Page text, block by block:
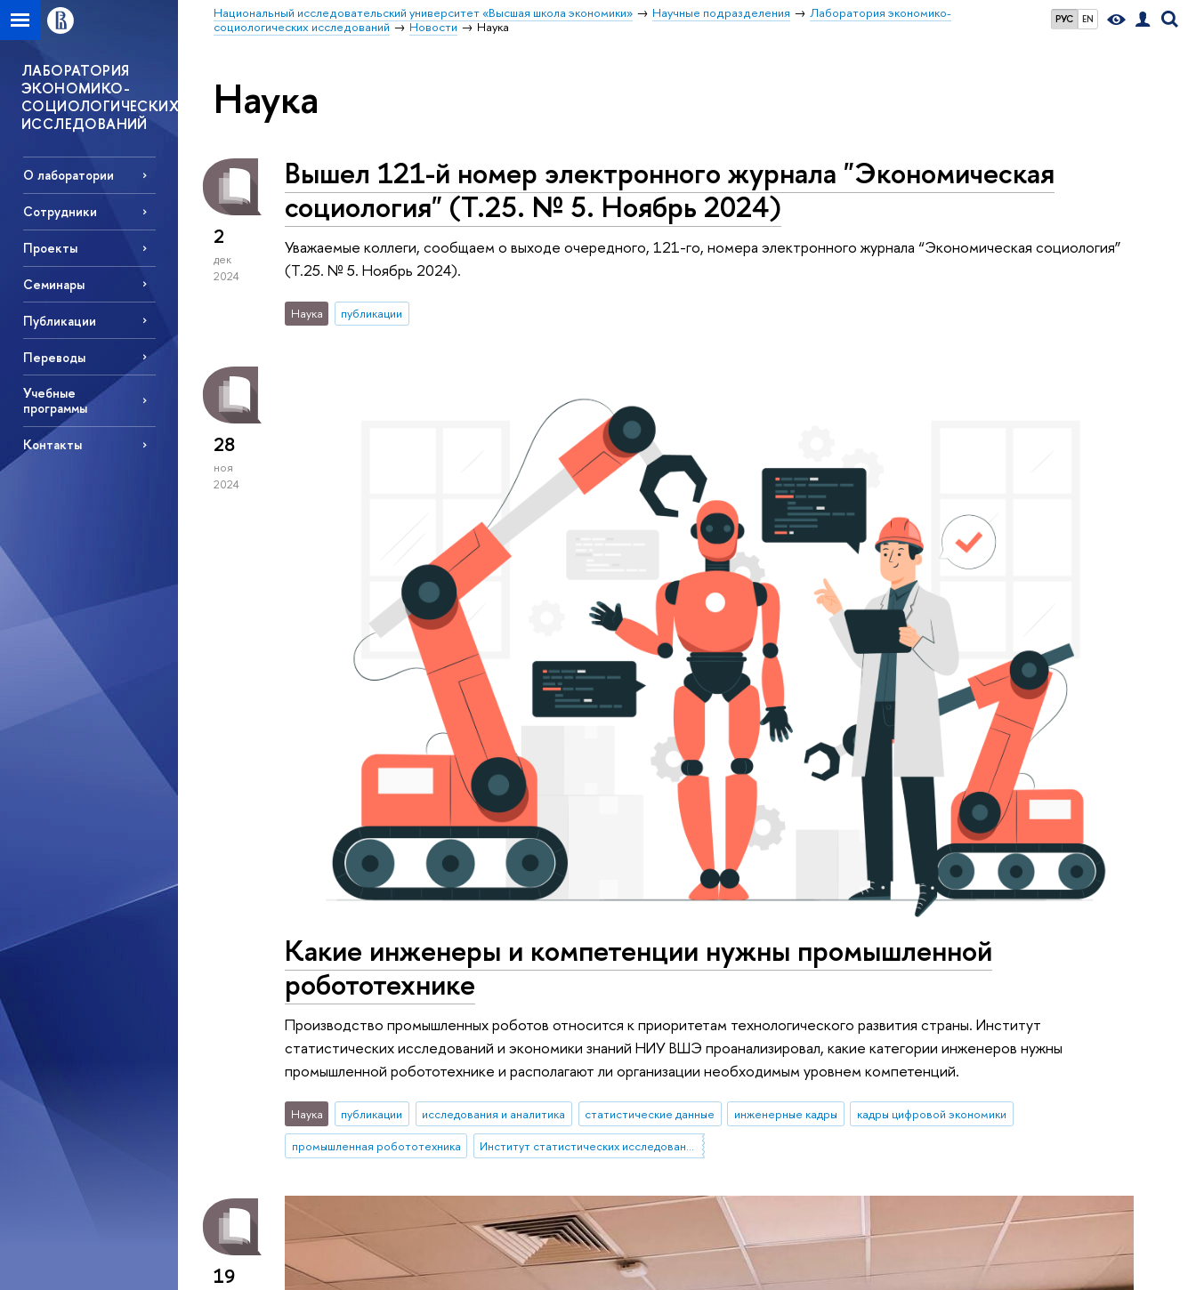
РУС EN
Национальный исследовательский университет «Высшая школа экономики» Научные подразделения
Лаборатория экономико-
социологических исследований
Новости Наука
ЛАБОРАТОРИЯ
ЭКОНОМИКО-
СОЦИОЛОГИЧЕСКИХ
ИССЛЕДОВАНИЙ
О лаборатории
Сотрудники
Проекты
Семинары
Публикации
Переводы
Учебные
программы
Контакты
Наука
2
дек
2024
Вышел 121-й номер электронного журнала "Экономическая
социология" (Т.25. № 5. Ноябрь 2024)
Уважаемые коллеги, сообщаем о выходе очередного, 121-го, номера электронного журнала “Экономическая социология”
(Т.25. № 5. Ноябрь 2024).
Наука публикации
28
ноя
2024
Какие инженеры и компетенции нужны промышленной
робототехнике
Производство промышленных роботов относится к приоритетам технологического развития страны. Институт
статистических исследований и экономики знаний НИУ ВШЭ проанализировал, какие категории инженеров нужны
промышленной робототехнике и располагают ли организации необходимым уровнем компетенций.
Наука публикации исследования и аналитика статистические данные инженерные кадры
кадры цифровой экономики
промышленная робототехника
Институт статистических исследований и экономики знаний
19